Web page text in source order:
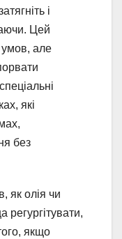
і
Цей
умов, але
які
без
як олія чи
якщо